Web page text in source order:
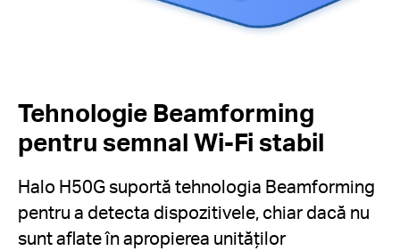
Tehnologie Beamforming
pentru semnal Wi-Fi stabil
Halo H50G suportă tehnologia Beamforming
pentru a detecta dispozitivele, chiar dacă nu
sunt aflate în apropierea unităților